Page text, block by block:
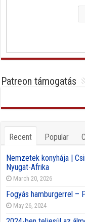
Patreon támogatás
Recent Popular
Nemzetek konyhája |
Nyugat-Afrika
March 20, 2026
Fogyás hamburgerrel –
May 26, 2024